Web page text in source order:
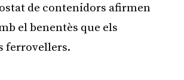
de contenidors afirmen
el benentès que els
ferrovellers.